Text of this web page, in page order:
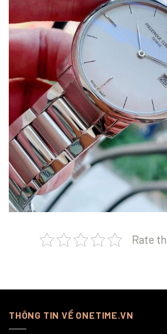
Rate
THÔNG TIN VỀ ONETIME.VN